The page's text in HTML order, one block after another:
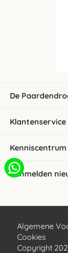
De
Klantenservice
Kenniscentrum
Aanmelden
Algemene
Cookies
Copyright